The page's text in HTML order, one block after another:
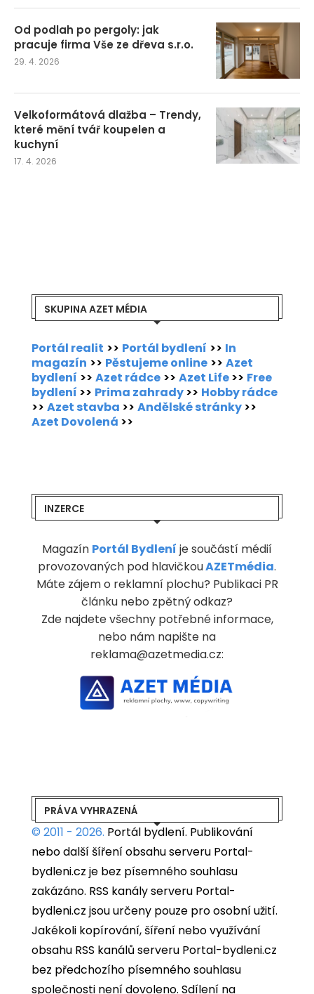
Od podlah po pergoly: jak
pracuje firma Vše ze dřeva s.r.o.
29. 4. 2026
Velkoformátová dlažba – Trendy,
které mění tvář koupelen a
kuchyní
17. 4. 2026
SKUPINA AZET MÉDIA
Portál realit >> Portál bydlení >> In
magazín >> Pěstujeme online >> Azet
bydlení >> Azet rádce >> Azet Life>> Free
bydlení >> Prima zahrady>> Hobby rádce
>> Azet stavba >> Andělské stránky>>
Azet Dovolená >>
INZERCE
Magazín Portál Bydlení je součástí médií
provozovaných pod hlavičkouAZETmédia.
Máte zájem o reklamní plochu? Publikaci PR
článku nebo zpětný odkaz?
Zde najdete všechny potřebné informace,
nebo nám napište na
reklama@azetmedia.cz:
PRÁVA VYHRAZENÁ
© 2011 - 2026. Portál bydlení. Publikování
nebo další šíření obsahu serveru Portal-
bydleni.cz je bez písemného souhlasu
zakázáno. RSS kanály serveru Portal-
bydleni.cz jsou určeny pouze pro osobní užití.
Jakékoli kopírování, šíření nebo využívání
obsahu RSS kanálů serveru Portal-bydleni.cz
bez předchozího písemného souhlasu
společnosti není dovoleno. Sdílení na